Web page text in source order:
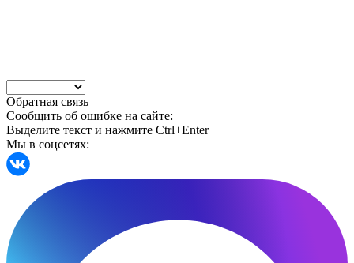
Обратная связь
Сообщить об ошибке на сайте:
Выделите текст и нажмите Ctrl+Enter
Мы в соцсетях: